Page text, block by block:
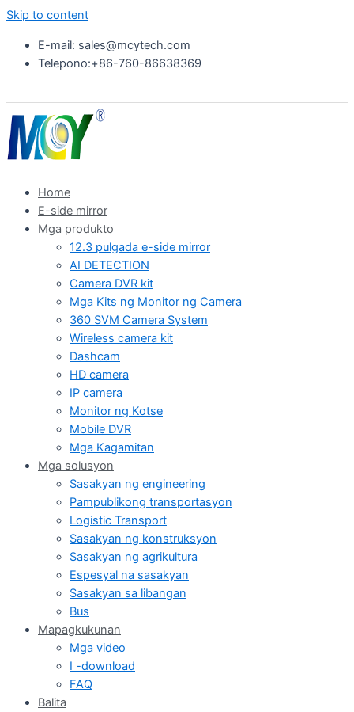
Skip to content
E-mail: sales@mcytech.com
Telepono:+86-760-86638369
Home
E-side mirror
Mga produkto
12.3 pulgada e-side mirror
AI DETECTION
Camera DVR kit
Mga Kits ng Monitor ng Camera
360 SVM Camera System
Wireless camera kit
Dashcam
HD camera
IP camera
Monitor ng Kotse
Mobile DVR
Mga Kagamitan
Mga solusyon
Sasakyan ng engineering
Pampublikong transportasyon
Logistic Transport
Sasakyan ng konstruksyon
Sasakyan ng agrikultura
Espesyal na sasakyan
Sasakyan sa libangan
Bus
Mapagkukunan
Mga video
I -download
FAQ
Balita